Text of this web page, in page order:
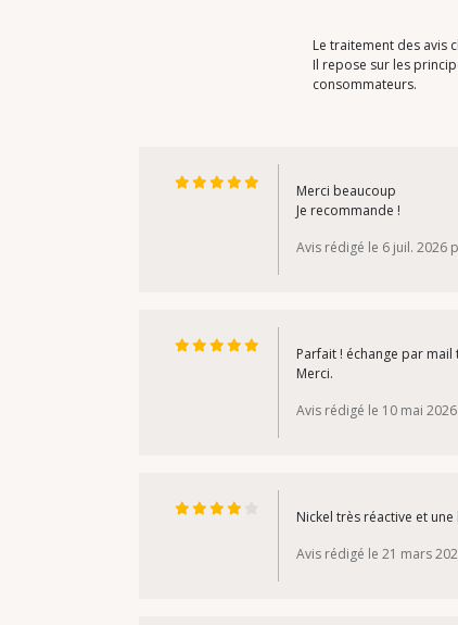
Le traitement des avis
Il repose sur les
consommateurs.
Merci beaucoup
Je recommande !
Avis rédigé le 6 juil. 2026
Parfait ! échange par
Merci.
Avis rédigé le 10 mai
Nickel très réactive et
Avis rédigé le 21 mars